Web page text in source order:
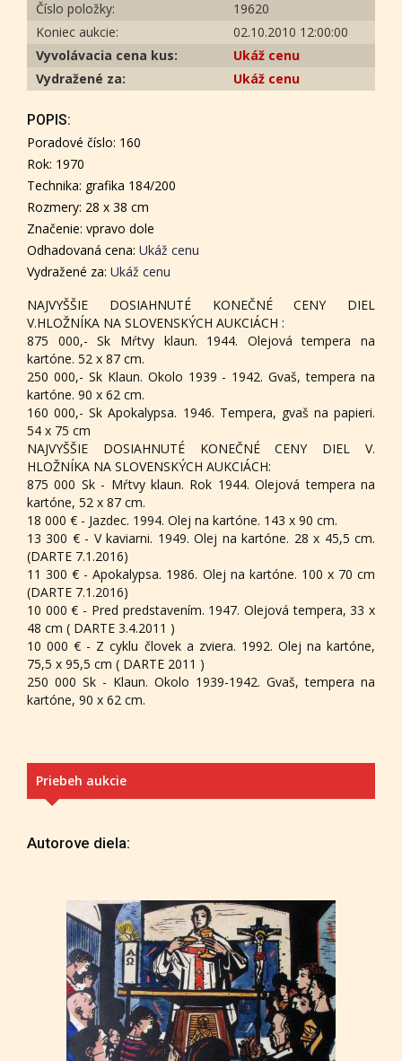
Číslo položky:
19620
Koniec aukcie:
02.10.2010 12:00:00
Vyvolávacia cena kus:
Ukáž cenu
Vydražené za:
Ukáž cenu
POPIS:
Poradové číslo: 160
Rok: 1970
Technika: grafika 184/200
Rozmery: 28 x 38 cm
Značenie: vpravo dole
Odhadovaná cena: Ukáž cenu
Vydražené za: Ukáž cenu
NAJVYŠŠIE DOSIAHNUTÉ KONEČNÉ CENY DIEL
V.HLOŽNÍKA NA SLOVENSKÝCH AUKCIÁCH :
875 000,- Sk Mŕtvy klaun. 1944. Olejová tempera na
kartóne. 52 x 87 cm.
250 000,- Sk Klaun. Okolo 1939 - 1942. Gvaš, tempera na
kartóne. 90 x 62 cm.
160 000,- Sk Apokalypsa. 1946. Tempera, gvaš na papieri.
54 x 75 cm
NAJVYŠŠIE DOSIAHNUTÉ KONEČNÉ CENY DIEL V.
HLOŽNÍKA NA SLOVENSKÝCH AUKCIÁCH:
875 000 Sk - Mŕtvy klaun. Rok 1944. Olejová tempera na
kartóne, 52 x 87 cm.
18 000 € - Jazdec. 1994. Olej na kartóne. 143 x 90 cm.
13 300 € - V kaviarni. 1949. Olej na kartóne. 28 x 45,5 cm.
(DARTE 7.1.2016)
11 300 € - Apokalypsa. 1986. Olej na kartóne. 100 x 70 cm
(DARTE 7.1.2016)
10 000 € - Pred predstavením. 1947. Olejová tempera, 33 x
48 cm ( DARTE 3.4.2011 )
10 000 € - Z cyklu človek a zviera. 1992. Olej na kartóne,
75,5 x 95,5 cm ( DARTE 2011 )
250 000 Sk - Klaun. Okolo 1939-1942. Gvaš, tempera na
kartóne, 90 x 62 cm.
Priebeh aukcie
Autorove diela: